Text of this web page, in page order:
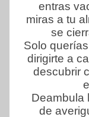
entras
miras a tu
se
Solo
dirigirte a
descubrir
Deambula
de